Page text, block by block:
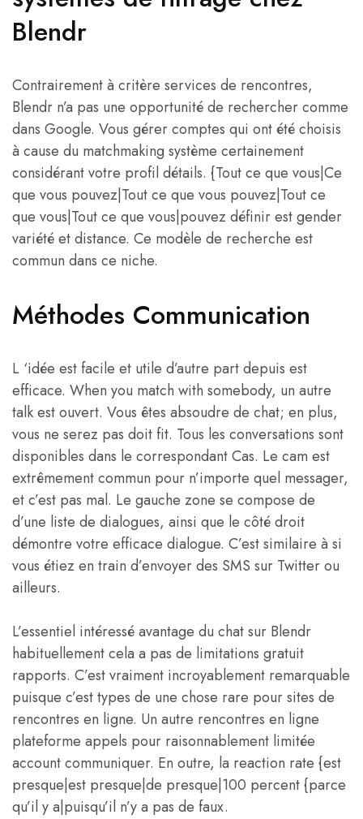
Blendr
Contrairement à critère services de rencontres,
Blendr n’a pas une opportunité de rechercher comme
dans Google. Vous gérer comptes qui ont été choisis
à cause du matchmaking système certainement
considérant votre profil détails. {Tout ce que vous|Ce
que vous pouvez|Tout ce que vous pouvez|Tout ce
que vous|Tout ce que vous|pouvez définir est gender
variété et distance. Ce modèle de recherche est
commun dans ce niche.
Méthodes Communication
L ‘idée est facile et utile d’autre part depuis est
efficace. When you match with somebody, un autre
talk est ouvert. Vous êtes absoudre de chat; en plus,
vous ne serez pas doit fit. Tous les conversations sont
disponibles dans le correspondant Cas. Le cam est
extrêmement commun pour n’importe quel messager,
et c’est pas mal. Le gauche zone se compose de
d’une liste de dialogues, ainsi que le côté droit
démontre votre efficace dialogue. C’est similaire à si
vous étiez en train d’envoyer des SMS sur Twitter ou
ailleurs.
L’essentiel intéressé avantage du chat sur Blendr
habituellement cela a pas de limitations gratuit
rapports. C’est vraiment incroyablement remarquable
puisque c’est types de une chose rare pour sites de
rencontres en ligne. Un autre rencontres en ligne
plateforme appels pour raisonnablement limitée
account communiquer. En outre, la reaction rate {est
presque|est presque|de presque|100 percent {parce
qu’il y a|puisqu’il n’y a pas de faux.